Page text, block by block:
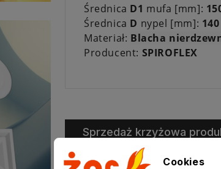
Średnica D1 mufa [mm]:
Średnica D nypel [mm]: 140
Materiał: Blacha
Producent: SPIROFLEX
Sprzedaż krzyżowa
Cookies